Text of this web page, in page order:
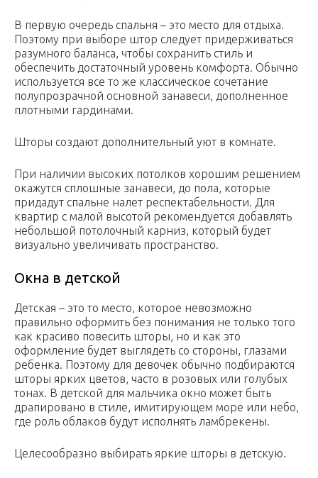
В первую очередь спальня – это место для отдыха.
Поэтому при выборе штор следует придерживаться
разумного баланса, чтобы сохранить стиль и
обеспечить достаточный уровень комфорта. Обычно
используется все то же классическое сочетание
полупрозрачной основной занавеси, дополненное
плотными гардинами.
Шторы создают дополнительный уют в комнате.
При наличии высоких потолков хорошим решением
окажутся сплошные занавеси, до пола, которые
придадут спальне налет респектабельности. Для
квартир с малой высотой рекомендуется добавлять
небольшой потолочный карниз, который будет
визуально увеличивать пространство.
Окна в детской
Детская – это то место, которое невозможно
правильно оформить без понимания не только того
как красиво повесить шторы, но и как это
оформление будет выглядеть со стороны, глазами
ребенка. Поэтому для девочек обычно подбираются
шторы ярких цветов, часто в розовых или голубых
тонах. В детской для мальчика окно может быть
драпировано в стиле, имитирующем море или небо,
где роль облаков будут исполнять ламбрекены.
Целесообразно выбирать яркие шторы в детскую.